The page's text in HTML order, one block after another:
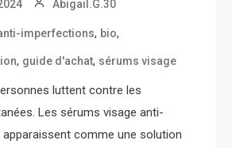
Abigail.G.30
imperfections, bio,
, guide d'achat, sérums visage
luttent contre les
Les sérums visage anti-
comme une solution